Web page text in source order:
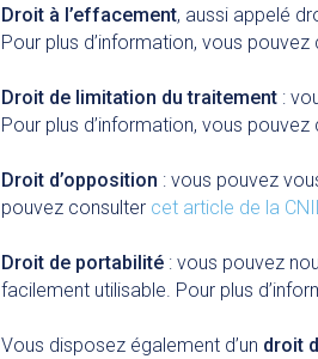
Droit à l’effacement, aussi appelé
Pour plus d’information, vous pouvez
Droit de limitation du traitement :
Pour plus d’information, vous pouvez
Droit d’opposition : vous pouvez
pouvez consulter cet article de la
Droit de portabilité : vous pouvez
facilement utilisable. Pour plus
Vous disposez également d’un droit